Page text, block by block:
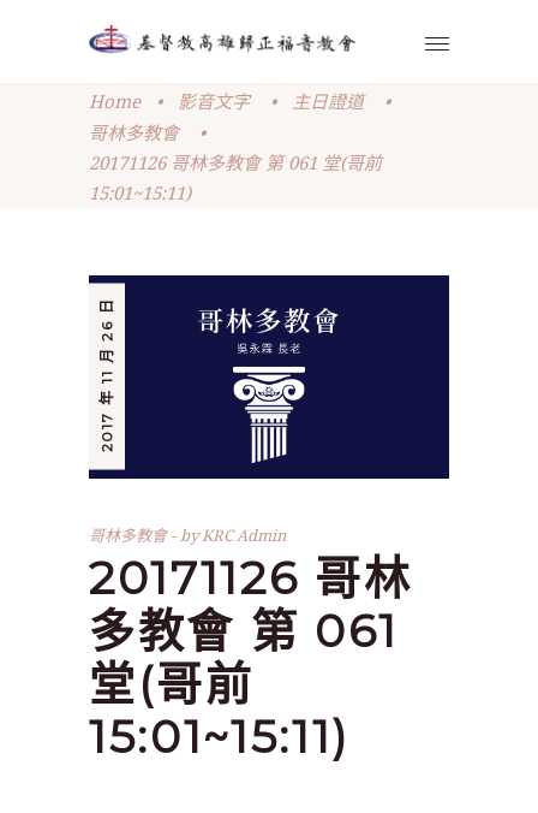
Home • 影音文字 • 主日證道
•
哥林多教會
•
20171126 哥林多教會 第 061 堂(哥前
15:01~15:11)
2017 年 11 月 26 日
哥林多教會 byKRC Admin
20171126 哥林
多教會 第 061
堂(哥前
15:01~15:11)